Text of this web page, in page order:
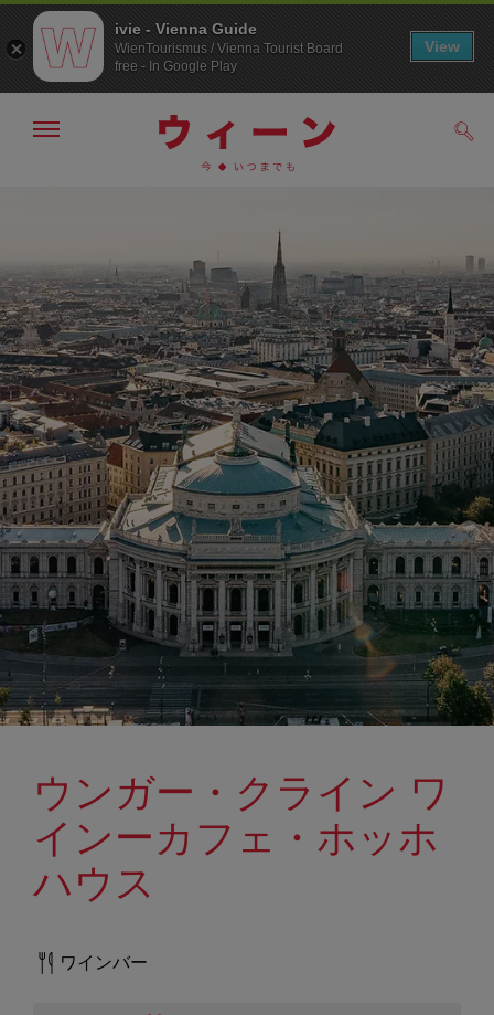
へ
ジ
の
ト
ッ
プ
へ
メ
非
表
示
ウンガー・クライン ワ
インーカフェ・ホッホ
ハウス
ワインバー
ivie - Vienna Guide
WienTourismus / Vienna Tourist Board
free - In Google Play
View